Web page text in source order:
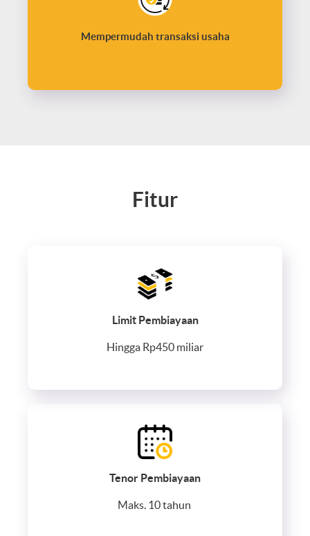
Mempermudah transaksi usaha
Fitur
Limit Pembiayaan
Hingga Rp450 miliar
Tenor Pembiayaan
Maks. 10 tahun